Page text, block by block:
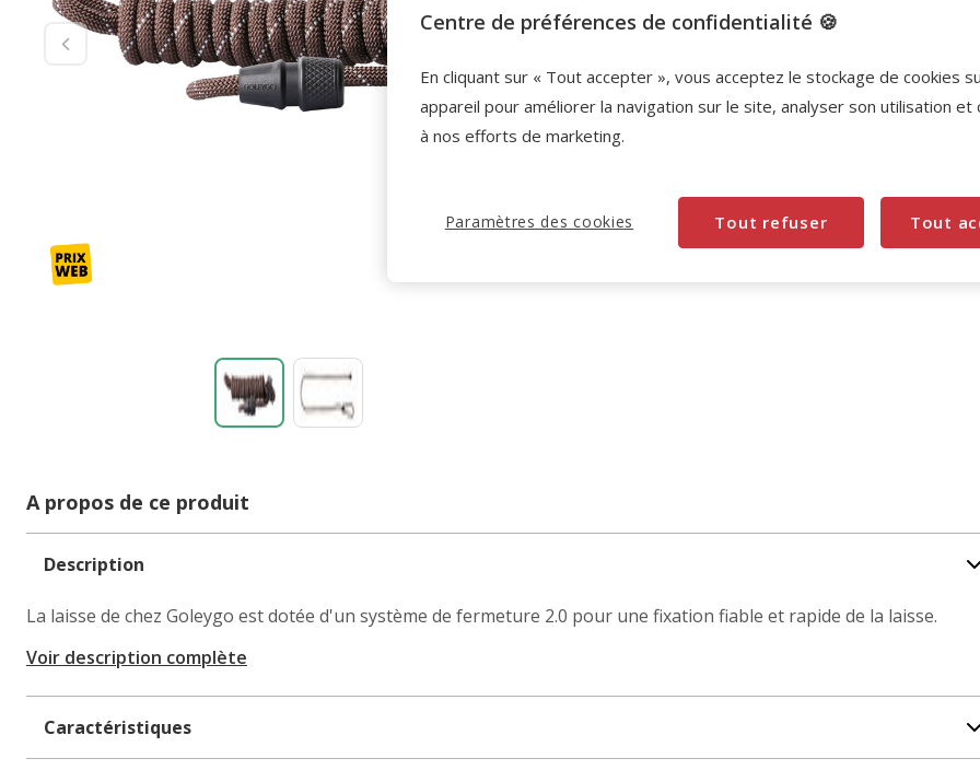
-10% sur votre première commande* avec votre
Carte Animalis. Offre non cumulable aux autres
promotions en cours.
A propos de ce produit
Description
La laisse de chez Goleygo est dotée d'un système de fermeture 2.0 pour une fixation fiable et rapide de la laisse.
Voir description complète
Caractéristiques
Centre de préférences de confidentialité 🍪
En cliquant sur « Tout accepter », vous acceptez le stockage de cookies
appareil pour améliorer la navigation sur le site, analyser son utilisation et
à nos efforts de marketing.
Tout refuser Tout
Paramètres des cookies